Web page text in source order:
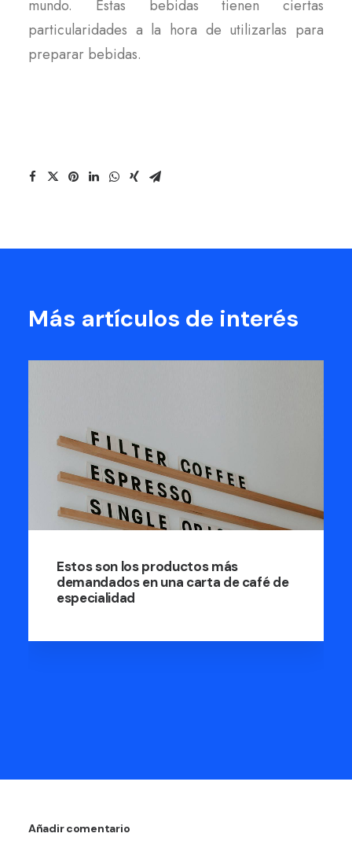
mundo. Estas bebidas tienen ciertas
particularidades a la hora de utilizarlas para
preparar bebidas.
Más artículos de interés
los productos más
en una carta de café de
actores y
Añadir comentario